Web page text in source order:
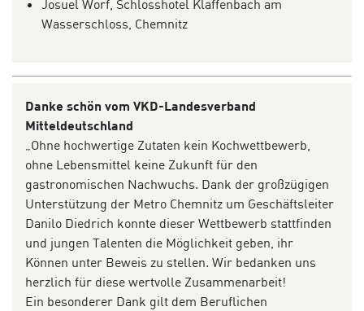
Josuel Worf, Schlosshotel Klaffenbach am
Wasserschloss, Chemnitz
Danke schön vom VKD-Landesverband
Mitteldeutschland
„Ohne hochwertige Zutaten kein Kochwettbewerb,
ohne Lebensmittel keine Zukunft für den
gastronomischen Nachwuchs. Dank der großzügigen
Unterstützung der Metro Chemnitz um Geschäftsleiter
Danilo Diedrich konnte dieser Wettbewerb stattfinden
und jungen Talenten die Möglichkeit geben, ihr
Können unter Beweis zu stellen. Wir bedanken uns
herzlich für diese wertvolle Zusammenarbeit!
Ein besonderer Dank gilt dem Beruflichen